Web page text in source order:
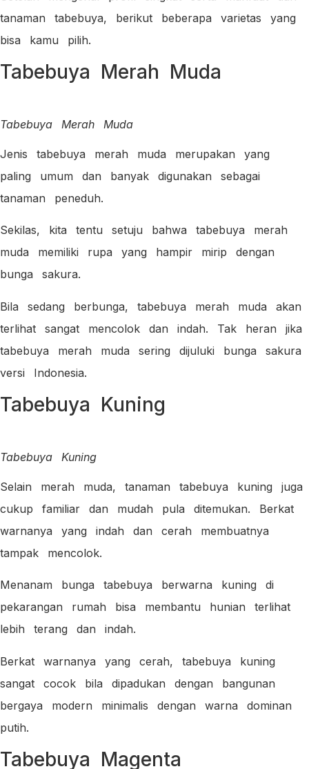
tanaman tabebuya, berikut beberapa varietas yang
bisa kamu pilih.
Tabebuya Merah Muda
Tabebuya Merah Muda
Jenis tabebuya merah muda merupakan yang
paling umum dan banyak digunakan sebagai
tanaman peneduh.
Sekilas, kita tentu setuju bahwa tabebuya merah
muda memiliki rupa yang hampir mirip dengan
bunga sakura.
Bila sedang berbunga, tabebuya merah muda akan
terlihat sangat mencolok dan indah. Tak heran jika
tabebuya merah muda sering dijuluki bunga sakura
versi Indonesia.
Tabebuya Kuning
Tabebuya Kuning
Selain merah muda, tanaman tabebuya kuning juga
cukup familiar dan mudah pula ditemukan. Berkat
warnanya yang indah dan cerah membuatnya
tampak mencolok.
Menanam bunga tabebuya berwarna kuning di
pekarangan rumah bisa membantu hunian terlihat
lebih terang dan indah.
Berkat warnanya yang cerah, tabebuya kuning
sangat cocok bila dipadukan dengan bangunan
bergaya modern minimalis dengan warna dominan
putih.
Tabebuya Magenta